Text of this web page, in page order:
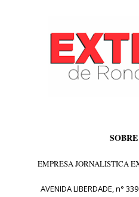
EMPRESA JORNALISTICA
AVENIDA LIBERDADE, n°